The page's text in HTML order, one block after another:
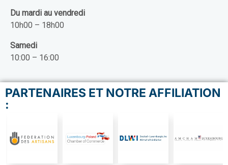
Du mardi au vendredi
10h00 – 18h00
Samedi
10:00 – 16:00
PARTENAIRES ET NOTRE AFFILIATION
: